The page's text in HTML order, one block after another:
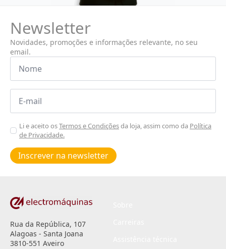
Newsletter
Novidades, promoções e informações relevante, no seu
email.
Nome
Email
Aceitar
Poiticas
de
privacidade
Li e aceito osTermos e Condiçõesda loja, assim como da Política
de Privacidade.
Inscrever na newsletter
Rua da República, 107
Alagoas - Santa Joana
3810-551 Aveiro